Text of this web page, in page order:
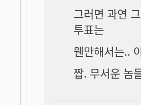
그러면 과연
투표는
웬만해서는..
짭. 무서운 놈